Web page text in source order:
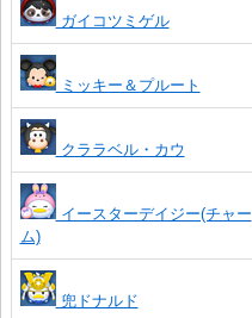
ガイコツミゲル
ミッキー＆プルート
クララベル・カウ
イースターデイジー(チャー
ム)
兜ドナルド